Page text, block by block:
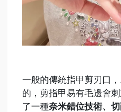
一般的傳統指甲剪刃口
的，剪指甲易有毛邊會
了一種奈米錯位技術、